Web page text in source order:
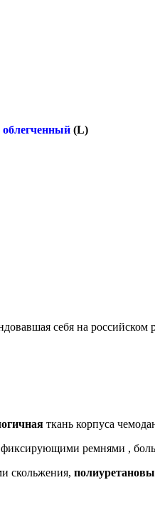
облегченный (L)
себя на российском
ткань корпуса
ремнями ,
скольжения,